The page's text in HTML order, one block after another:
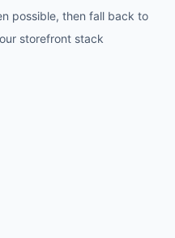
possible, then fall back to
storefront stack